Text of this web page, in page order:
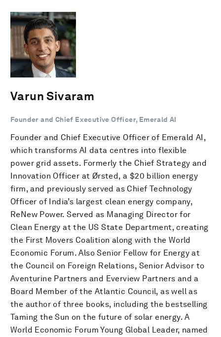
Varun Sivaram
Founder and Chief Executive Officer, Emerald AI
Founder and Chief Executive Officer of Emerald AI,
which transforms AI data centres into flexible
power grid assets. Formerly the Chief Strategy and
Innovation Officer at Ørsted, a $20 billion energy
firm, and previously served as Chief Technology
Officer of India’s largest clean energy company,
ReNew Power. Served as Managing Director for
Clean Energy at the US State Department, creating
the First Movers Coalition along with the World
Economic Forum. Also Senior Fellow for Energy at
the Council on Foreign Relations, Senior Advisor to
Aventurine Partners and Everview Partners and a
Board Member of the Atlantic Council, as well as
the author of three books, including the bestselling
Taming the Sun on the future of solar energy. A
World Economic Forum Young Global Leader, named